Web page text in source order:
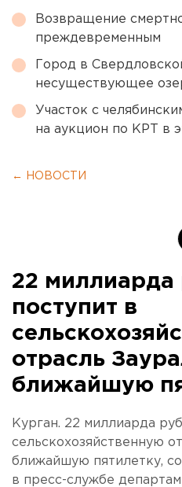
Возвращение
преждевременным
Город в
несуществующее
Участок с
на аукцион по КРТ в
← НОВОСТИ
22 миллиарда
поступит в
отрасль
ближайшую
Курган. 22 миллиарда
сельскохозяйственную
ближайшую пятилетку,
в пресс-службе